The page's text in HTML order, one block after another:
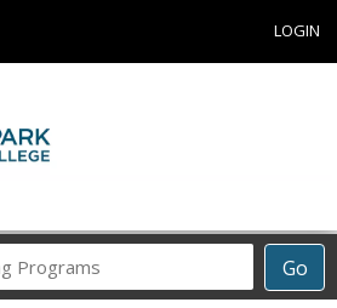
LOGIN
Go
Career